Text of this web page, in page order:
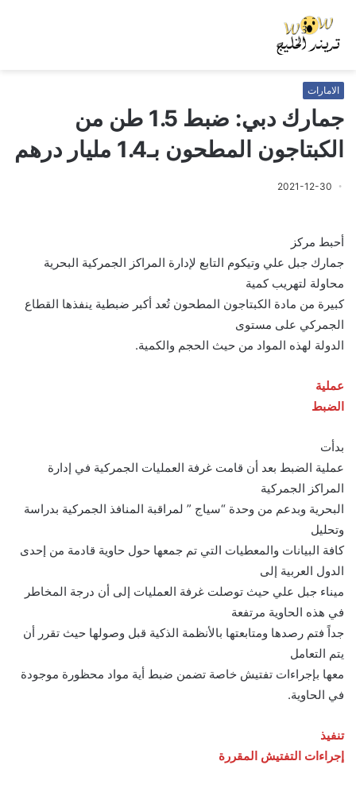
الامارات
جمارك دبي: ضبط 1.5 طن من
الكبتاجون المطحون بـ1.4 مليار درهم
2021-12-30
أحبط مركز
جمارك جبل علي وتيكوم التابع لإدارة المراكز الجمركية البحرية
محاولة لتهريب كمية
كبيرة من مادة الكبتاجون المطحون تُعد أكبر ضبطية ينفذها القطاع
الجمركي على مستوى
الدولة لهذه المواد من حيث الحجم والكمية.
عملية
الضبط
بدأت
عملية الضبط بعد أن قامت غرفة العمليات الجمركية في إدارة
المراكز الجمركية
البحرية وبدعم من وحدة “سياج ” لمراقبة المنافذ الجمركية بدراسة
وتحليل
كافة البيانات والمعطيات التي تم جمعها حول حاوية قادمة من إحدى
الدول العربية إلى
ميناء جبل علي حيث توصلت غرفة العمليات إلى أن درجة المخاطر
في هذه الحاوية مرتفعة
جداً فتم رصدها ومتابعتها بالأنظمة الذكية قبل وصولها حيث تقرر أن
يتم التعامل
معها بإجراءات تفتيش خاصة تضمن ضبط أية مواد محظورة موجودة
في الحاوية.
تنفيذ
إجراءات التفتيش المقررة